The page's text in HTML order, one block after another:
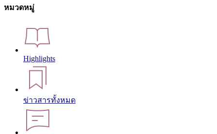
หมวดหมู่
Highlights
ข่าวสารทั้งหมด